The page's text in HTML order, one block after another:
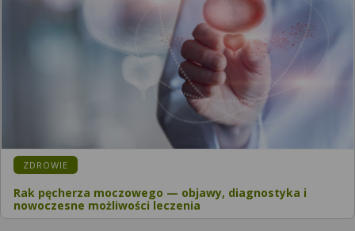
ZDROWIE
Rak pęcherza moczowego — objawy, diagnostyka i
nowoczesne możliwości leczenia